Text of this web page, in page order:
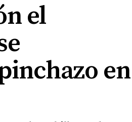
el
en